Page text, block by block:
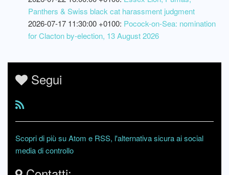
Panthers & Swiss black cat harassment judgment
2026-07-17 11:30:00 +0100: Pocock-on-Sea: nomination
for Clacton by-election, 13 August 2026
Segui
Scopri di più su Atom e RSS, l'alternativa sicura ai social
media di controllo